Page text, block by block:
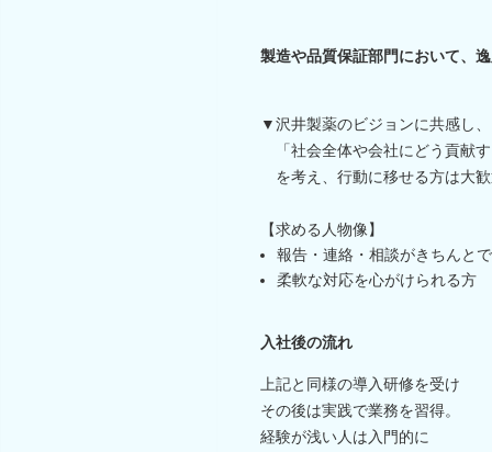
製造や品質保証部門において、
▼沢井製薬のビジョンに共感し、
「社会全体や会社にどう貢献
を考え、行動に移せる方は大
【求める人物像】
報告・連絡・相談がきちんと
柔軟な対応を心がけられる方
入社後の流れ
上記と同様の導入研修を受け
その後は実践で業務を習得。
経験が浅い人は入門的に